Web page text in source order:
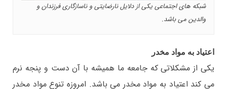
شبکه های اجتماعی یکی از دلایل نارضایتی و ناسازگاری فرزندان و
والدین می باشد.
اعتیاد به مواد مخدر
یکی از مشکلاتی که جامعه ما همیشه با آن دست و پنجه نرم
می کند اعتیاد به مواد مخدر می باشد. امروزه تنوع مواد مخدر